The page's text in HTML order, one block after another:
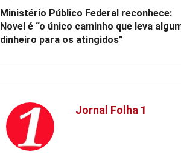
Ministério Público Federal reconhece:
Novel é “o único caminho que leva
dinheiro para os atingidos”
Jornal Folha 1